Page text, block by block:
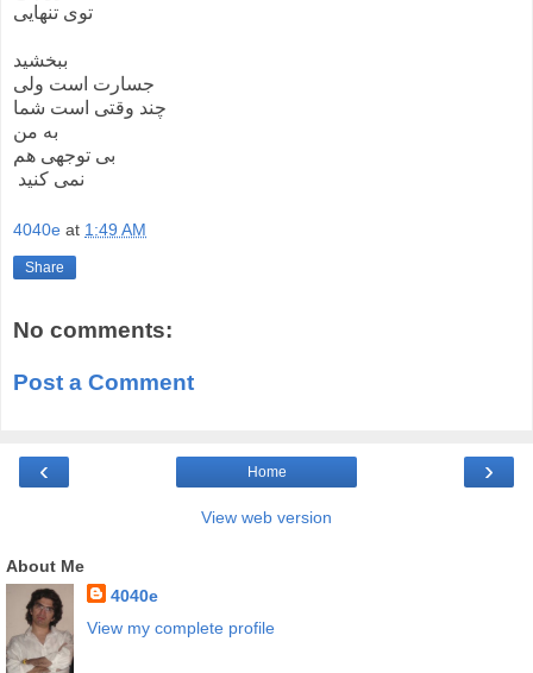
توی تنهایی
ببخشید
جسارت است ولی
چند وقتی است شما
به من
بی توجهی هم
نمی کنید
4040e at 1:49 AM
Share
No comments:
Post a Comment
‹ ›
Home
View web version
About Me
4040e
View my complete profile